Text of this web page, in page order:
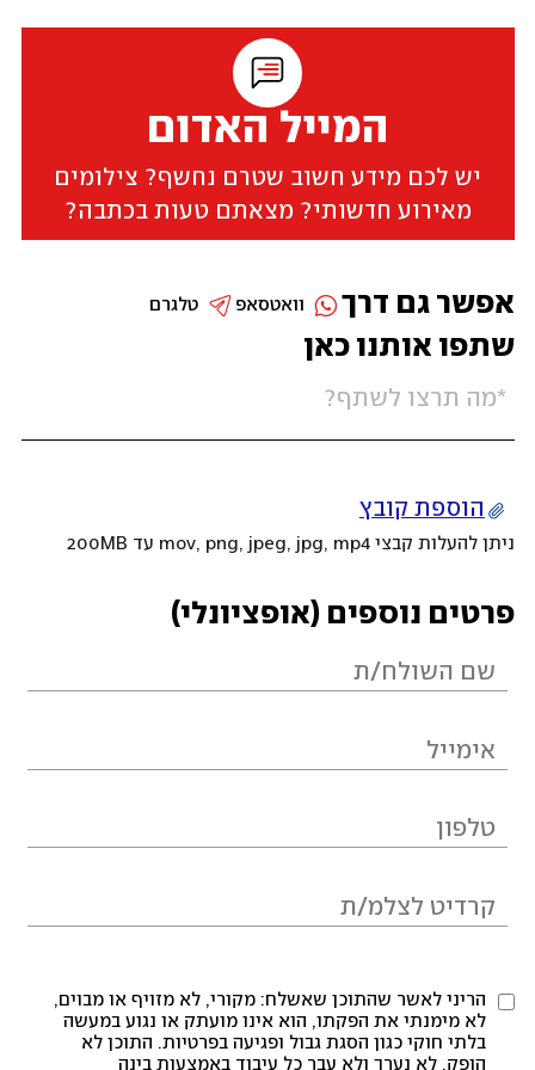
המייל האדום
יש לכם מידע חשוב שטרם נחשף? צילומים
מאירוע חדשותי? מצאתם טעות בכתבה?
שתפו אותנו כאן
הוספת קובץ
ניתן להעלות קבצי mov, png, jpeg, jpg, mp4 עד 200MB
פרטים נוספים (אופציונלי)
הריני לאשר שהתוכן שאשלח: מקורי, לא מזויף או מבוים,
לא מימנתי את הפקתו, הוא אינו מועתק או נגוע במעשה
בלתי חוקי כגון הסגת גבול ופגיעה בפרטיות. התוכן לא
הופק, לא נערך ולא עבר כל עיבוד באמצעות בינה
אפשר גם דרך טלגרם וואטסאפ